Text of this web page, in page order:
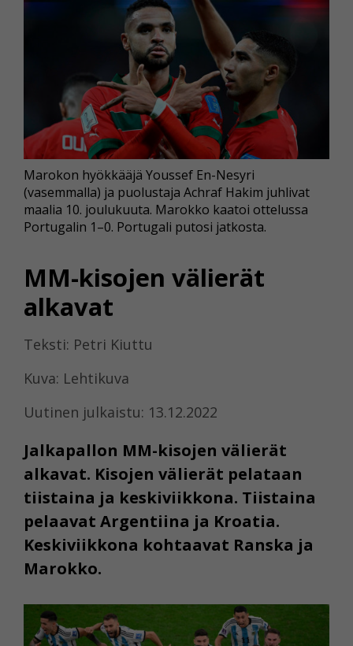
MM-kisojen välierät
alkavat
Teksti: Petri Kiuttu
Kuva: Lehtikuva
Uutinen julkaistu: 13.12.2022
Jalkapallon MM-kisojen välierät
alkavat. Kisojen välierät pelataan
tiistaina ja keskiviikkona. Tiistaina
pelaavat Argentiina ja Kroatia.
Keskiviikkona kohtaavat Ranska ja
Marokko.
Marokon hyökkääjä Youssef En-Nesyri
(vasemmalla) ja puolustaja Achraf Hakim juhlivat
maalia 10. joulukuuta. Marokko kaatoi ottelussa
Portugalin 1–0. Portugali putosi jatkosta.